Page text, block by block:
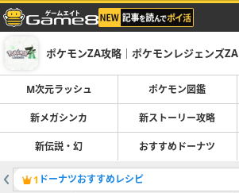
ポケモンZA攻略｜ポケモンレジェンズZA
M次元ラッシュ ポケモン図鑑
新メガシンカ 新ストーリー攻略
新伝説・幻 おすすめドーナツ
1 ドーナツおすすめレシピ